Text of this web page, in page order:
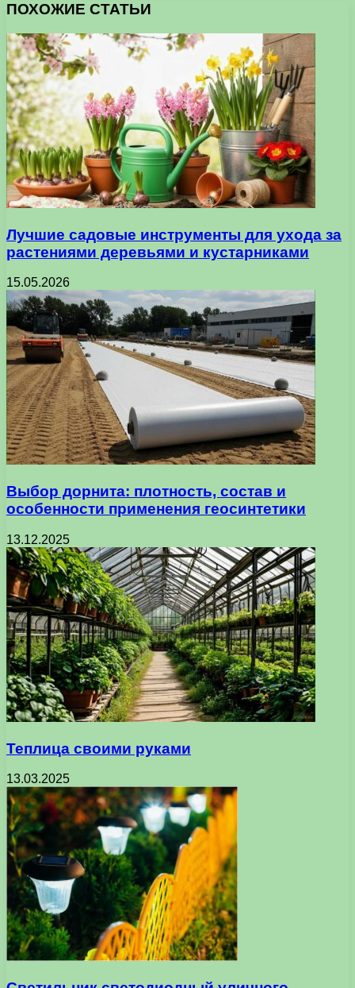
ПОХОЖИЕ СТАТЬИ
Лучшие садовые инструменты для ухода за
растениями деревьями и кустарниками
15.05.2026
Выбор дорнита: плотность, состав и
особенности применения геосинтетики
13.12.2025
Теплица своими руками
13.03.2025